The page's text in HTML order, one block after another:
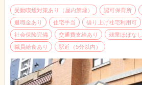
受動喫煙対策あり（屋内禁煙） 認可保育所
退職金あり
住宅手当 借り上げ社宅利用可
社会保険完備
交通費支給あり 残業ほぼなし
職員給食あり
駅近（5分以内）